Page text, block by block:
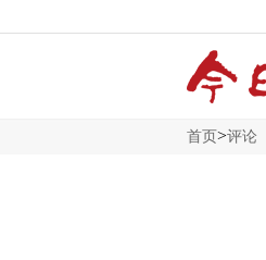
首页 >评论